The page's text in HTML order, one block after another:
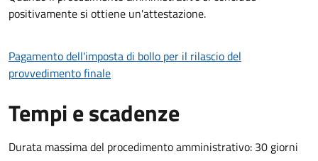
positivamente si ottiene un'attestazione.
Pagamento dell'imposta di bollo per il rilascio del
provvedimento finale
Tempi e scadenze
Durata massima del procedimento amministrativo: 30 giorni